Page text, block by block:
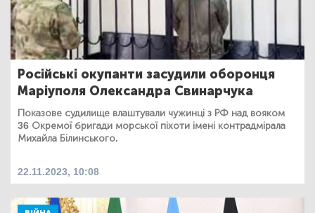
Російські окупанти засудили оборонця
Маріуполя Олександра Свинарчука
Показове судилище влаштували чужинці з РФ над вояком
36 Окремої бригади морської піхоти імені контрадмірала
Михайла Білинського.
22.11.2023, 10:08